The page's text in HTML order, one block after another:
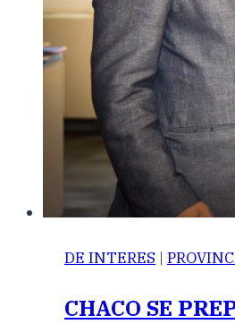
DE INTERES |
CHACO SE